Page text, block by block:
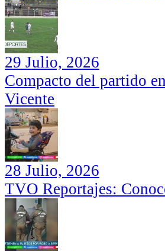
29 Julio, 2026
Compacto del partido
Vicente
28 Julio, 2026
TVO Reportajes: